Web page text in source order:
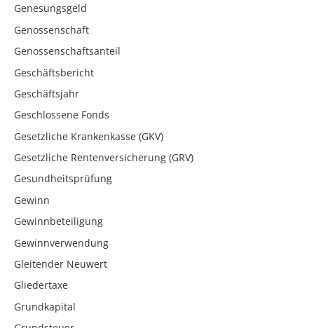
Genesungsgeld
Genossenschaft
Genossenschaftsanteil
Geschäftsbericht
Geschäftsjahr
Geschlossene Fonds
Gesetzliche Krankenkasse (GKV)
Gesetzliche Rentenversicherung (GRV)
Gesundheitsprüfung
Gewinn
Gewinnbeteiligung
Gewinnverwendung
Gleitender Neuwert
Gliedertaxe
Grundkapital